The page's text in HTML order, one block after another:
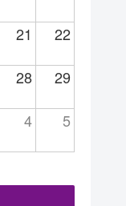
21 22
28 29
4 5